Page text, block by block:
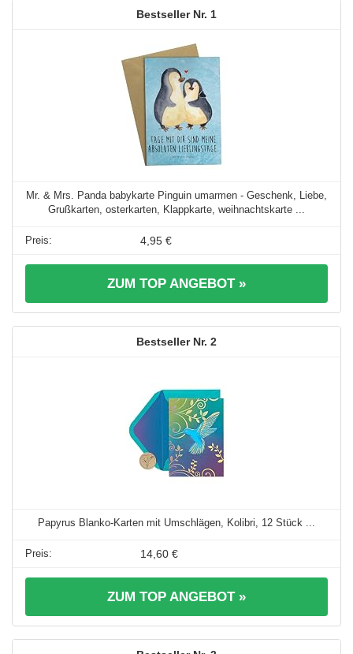
1
Mr. & Mrs. Panda babykarte Pinguin umarmen - Geschenk, Liebe,
Grußkarten, osterkarten, Klappkarte, weihnachtskarte ...
4,95 €
ZUM TOP ANGEBOT »
2
Papyrus Blanko-Karten mit Umschlägen, Kolibri, 12 Stück ...
14,60 €
ZUM TOP ANGEBOT »